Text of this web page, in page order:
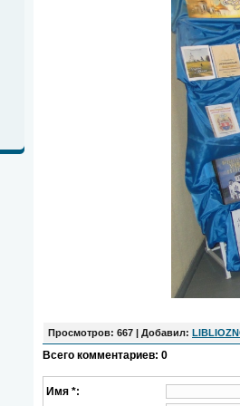
Просмотров: 667 | Добавил:
Всего комментариев: 0
Имя *: